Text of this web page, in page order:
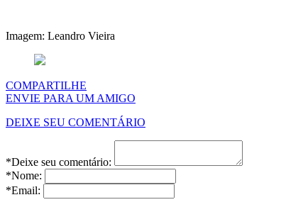
Imagem: Leandro Vieira
COMPARTILHE
ENVIE PARA UM AMIGO
DEIXE SEU COMENTÁRIO
*Deixe seu comentário:
*Nome:
*Email: